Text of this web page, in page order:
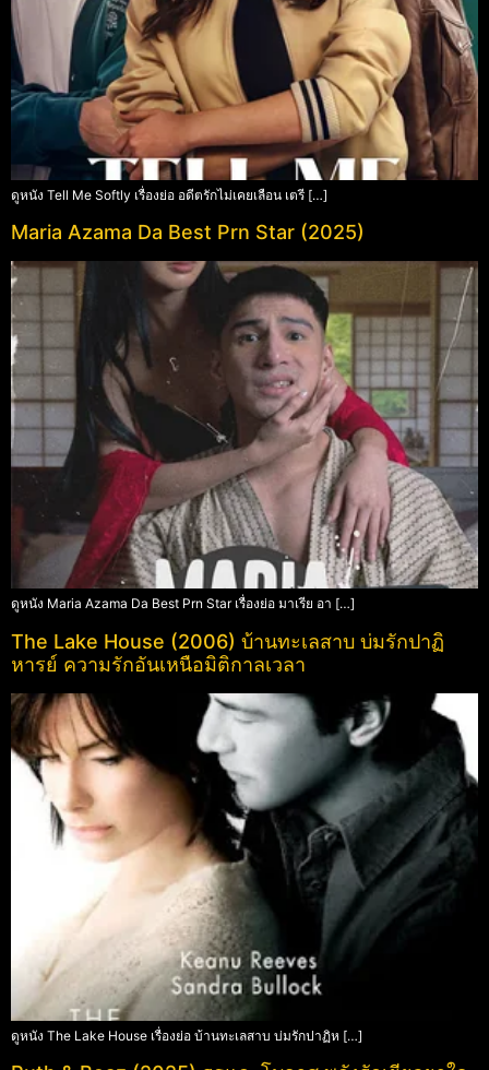
ดูหนัง Tell Me Softly เรื่องย่อ อดีตรักไม่เคยเลือน เตรี […]
Maria Azama Da Best Prn Star (2025)
ดูหนัง Maria Azama Da Best Prn Star เรื่องย่อ มาเรีย อา […]
The Lake House (2006) บ้านทะเลสาบ บ่มรักปาฏิ
หารย์ ความรักอันเหนือมิติกาลเวลา
ดูหนัง The Lake House เรื่องย่อ บ้านทะเลสาบ บ่มรักปาฏิห […]